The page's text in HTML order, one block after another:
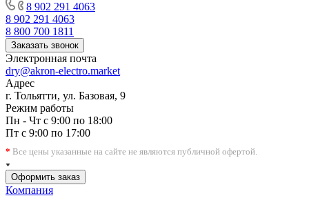
8 902 291 4063
8 902 291 4063
8 800 700 1811
Заказать звонок
Электронная почта
dry@akron-electro.market
Адрес
г. Тольятти, ул. Базовая, 9
Режим работы
Пн - Чт с 9:00 по 18:00
Пт с 9:00 по 17:00
* Все цены указанные на сайте не являются публичной офертой.
Оформить заказ
Компания